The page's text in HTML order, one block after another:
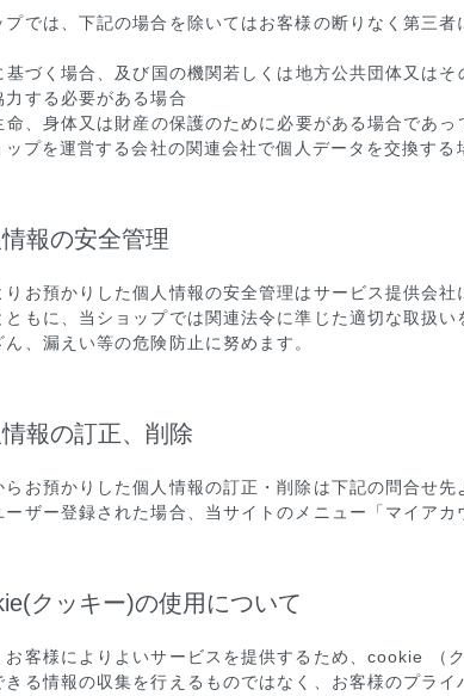
プでは、下記の場合を除いてはお客様の断りなく第三
基づく場合、及び国の機関若しくは地方公共団体又は
力する必要がある場合
命、身体又は財産の保護のために必要がある場合であ
プを運営する会社の関連会社で個人データを交換する
報の安全管理
りお預かりした個人情報の安全管理はサービス提供会
ともに、当ショップでは関連法令に準じた適切な取扱
ん、漏えい等の危険防止に努めます。
報の訂正、削除
らお預かりした個人情報の訂正・削除は下記の問合せ先
ーザー登録された場合、当サイトのメニュー「マイア
クッキー)の使用について
お客様によりよいサービスを提供するため、cookie （
きる情報の収集を行えるものではなく、お客様のプライ